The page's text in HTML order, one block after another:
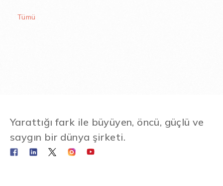
Tümü
Yarattığı fark ile büyüyen, öncü, güçlü ve
saygın bir dünya şirketi.